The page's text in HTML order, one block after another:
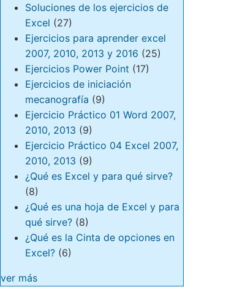
Soluciones de los ejercicios de
Excel (27)
Ejercicios para aprender excel
2007, 2010, 2013 y 2016 (25)
Ejercicios Power Point (17)
Ejercicios de iniciación
mecanografía (9)
Ejercicio Práctico 01 Word 2007,
2010, 2013 (9)
Ejercicio Práctico 04 Excel 2007,
2010, 2013 (9)
¿Qué es Excel y para qué sirve?
(8)
¿Qué es una hoja de Excel y para
qué sirve? (8)
¿Qué es la Cinta de opciones en
Excel? (6)
ver más